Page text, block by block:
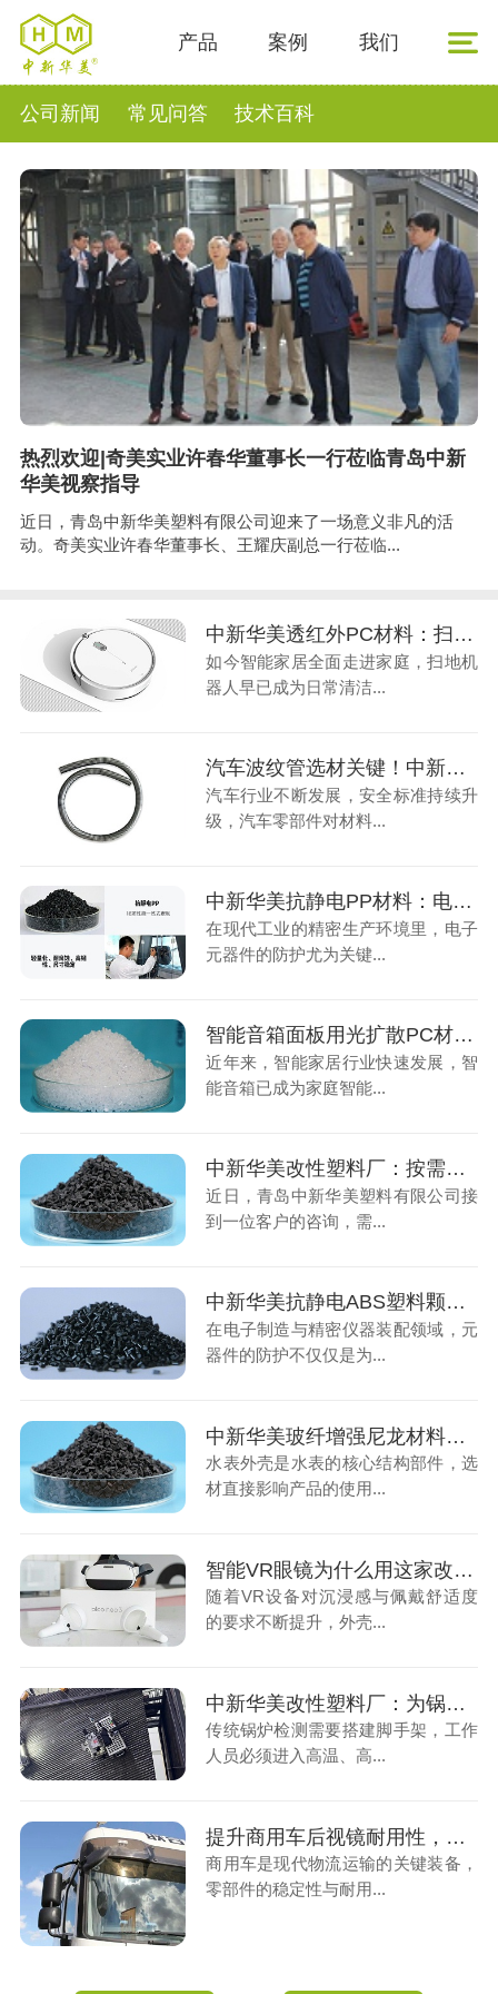
产品 案例 我们
公司新闻 常见问答 技术百科
热烈欢迎|奇美实业许春华董事长一行莅临青岛中新
华美视察指导
近日，青岛中新华美塑料有限公司迎来了一场意义非凡的活
动。奇美实业许春华董事长、王耀庆副总一行莅临...
中新华美透红外PC材料：扫地机器人红外传感的关键光学材料
如今智能家居全面走进家庭，扫地机
器人早已成为日常清洁...
汽车波纹管选材关键！中新华美阻燃PP材料助力安全性能升级
汽车行业不断发展，安全标准持续升
级，汽车零部件对材料...
中新华美抗静电PP材料：电子元器件防尘罩的理想选材
在现代工业的精密生产环境里，电子
元器件的防护尤为关键...
智能音箱面板用光扩散PC材料多少钱一吨，改性塑料源头工厂为您报价
近年来，智能家居行业快速发展，智
能音箱已成为家庭智能...
中新华美改性塑料厂：按需定制玻纤增强尼龙，满足特殊场景要求
近日，青岛中新华美塑料有限公司接
到一位客户的咨询，需...
中新华美抗静电ABS塑料颗粒：帮您解决电子元器件防尘罩静电难题
在电子制造与精密仪器装配领域，元
器件的防护不仅仅是为...
中新华美玻纤增强尼龙材料：提升水表耐用性与安全性
水表外壳是水表的核心结构部件，选
材直接影响产品的使用...
智能VR眼镜为什么用这家改性拉塑料厂的改性尼龙材料
随着VR设备对沉浸感与佩戴舒适度
的要求不断提升，外壳...
中新华美改性塑料厂：为锅炉爬壁机器人提供高性能特种工程塑料
传统锅炉检测需要搭建脚手架，工作
人员必须进入高温、高...
提升商用车后视镜耐用性，中新华美玻纤增强尼龙材料优势突出
商用车是现代物流运输的关键装备，
零部件的稳定性与耐用...